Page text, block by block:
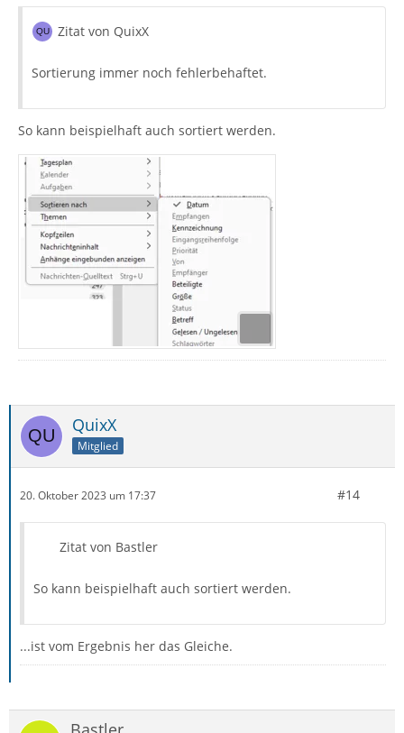
Zitat von QuixX
Sortierung immer noch fehlerbehaftet.
So kann beispielhaft auch sortiert werden.
QuixX
Mitglied
20. Oktober 2023 um 17:37 #14
Zitat von Bastler
So kann beispielhaft auch sortiert werden.
...ist vom Ergebnis her das Gleiche.